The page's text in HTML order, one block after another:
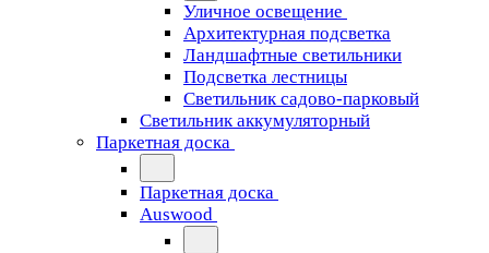
Уличное освещение
Архитектурная подсветка
Ландшафтные светильники
Подсветка лестницы
Светильник садово-парковый
Светильник аккумуляторный
Паркетная доска
Паркетная доска
Auswood